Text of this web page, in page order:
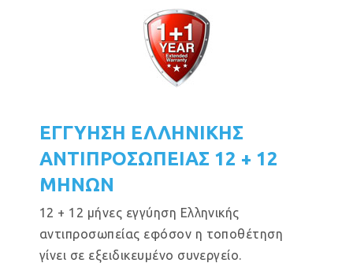
ΕΓΓΥΗΣΗ ΕΛΛΗΝΙΚΗΣ
ΑΝΤΙΠΡΟΣΩΠΕΙΑΣ 12 + 12
ΜΗΝΩΝ
12 + 12 μήνες εγγύηση Ελληνικής
αντιπροσωπείας εφόσον η τοποθέτηση
γίνει σε εξειδικευμένο συνεργείο.